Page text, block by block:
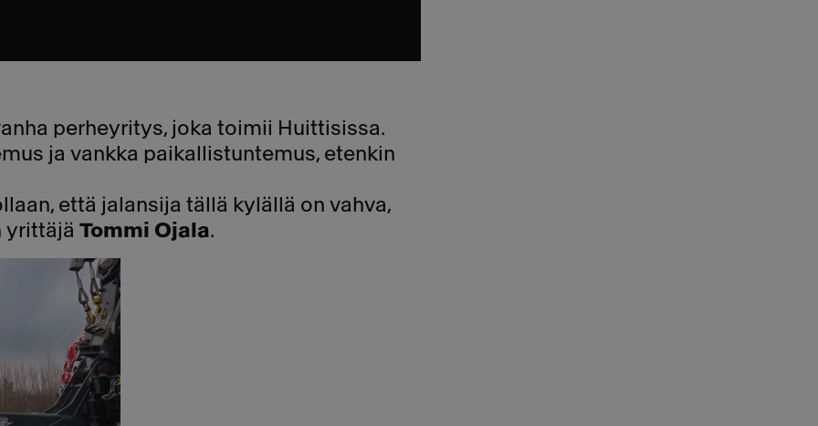
perheyritys, joka toimii Huittisissa.
ja vankka paikallistuntemus, etenkin
että jalansija tällä kylällä on vahva,
yrittäjä Tommi Ojala.